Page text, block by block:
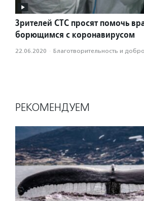
Зрителей СТС просят помочь
борющимся с коронавирусом
22.06.2020 · Благотвори­тель­ность и
РЕКОМЕНДУЕМ